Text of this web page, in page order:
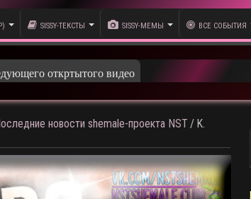
SISSY-ТЕКСТЫ SISSY-МЕМЫ ВСЕ СОБЫТИЯ
откртытого видео
новости shemale-проекта NST / K.